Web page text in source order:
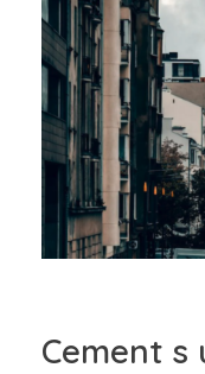
Cement s